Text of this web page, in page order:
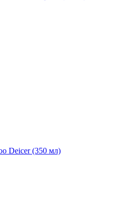
Deicer (350 мл)